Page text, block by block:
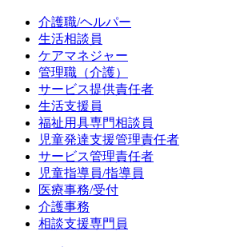
介護職/ヘルパー
生活相談員
ケアマネジャー
管理職（介護）
サービス提供責任者
生活支援員
福祉用具専門相談員
児童発達支援管理責任者
サービス管理責任者
児童指導員/指導員
医療事務/受付
介護事務
相談支援専門員